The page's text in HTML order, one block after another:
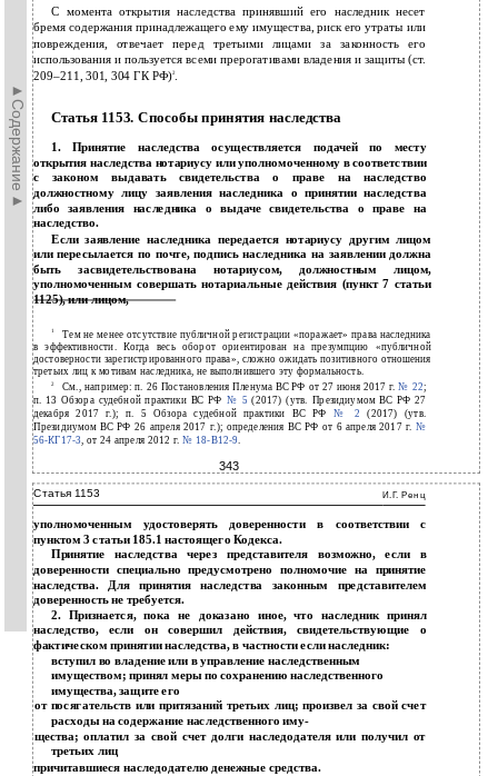
►Содержание►
С момента открытия наследства принявший его наследник несет
бремя содержания принадлежащего ему имущества, риск его утраты или
повреждения, отвечает перед третьими лицами за законность его
использования и пользуется всеми прерогативами владения и защиты (ст.
209–211, 301, 304 ГК РФ)2.
Статья 1153. Способы принятия наследства
1. Принятие наследства осуществляется подачей по месту
открытия наследства нотариусу или уполномоченному в соответствии
с законом выдавать свидетельства о праве на наследство
должностному лицу заявления наследника о принятии наследства
либо заявления наследника о выдаче свидетельства о праве на
наследство.
Если заявление наследника передается нотариусу другим лицом
или пересылается по почте, подпись наследника на заявлении должна
быть засвидетельствована нотариусом, должностным лицом,
уполномоченным совершать нотариальные действия (пункт 7 статьи
1125), или лицом,
1 Тем не менее отсутствие публичной регистрации «поражает» права наследника
в эффективности. Когда весь оборот ориентирован на презумпцию «публичной
достоверности зарегистрированного права», сложно ожидать позитивного отношения
третьих лиц к мотивам наследника, не выполнившего эту формальность.
2См., например: п. 26 Постановления Пленума ВС РФ от 27 июня 2017 г.№ 22;
п. 13 Обзора судебной практики ВС РФ № 5(2017) (утв. Президиумом ВС РФ 27
декабря 2017 г.); п. 5 Обзора судебной практики ВС РФ № 2(2017) (утв.
Президиумом ВС РФ 26 апреля 2017 г.); определения ВС РФ от 6 апреля 2017 г.№
56-КГ17-3 , от 24 апреля 2012 г.№ 18-В12-9
343
Статья 1153 И.Г. Ренц
уполномоченным удостоверять доверенности в соответствии с
пунктом 3 статьи 185.1 настоящего Кодекса.
Принятие наследства через представителя возможно, если в
доверенности специально предусмотрено полномочие на принятие
наследства. Для принятия наследства законным представителем
доверенность не требуется.
2. Признается, пока не доказано иное, что наследник принял
наследство, если он совершил действия, свидетельствующие о
фактическом принятии наследства, в частности если наследник:
вступил во владение или в управление наследственным
имуществом; принял меры по сохранению наследственного
имущества, защите его
от посягательств или притязаний третьих лиц; произвел за свой счет
расходы на содержание наследственного иму-
щества; оплатил за свой счет долги наследодателя или получил от
третьих лиц
причитавшиеся наследодателю денежные средства.